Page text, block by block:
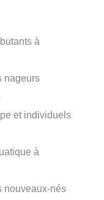
à
nageurs
et individuels
à
nouveaux-nés